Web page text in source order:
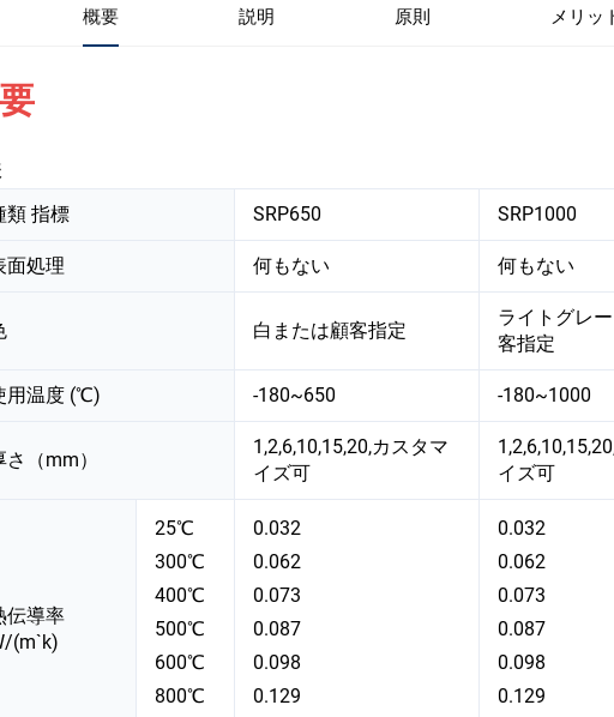
概要 説明 原則 メリッ
類 指標
SRP650 SRP1000
面処理 何もない 何もない
白または顧客指定
ライトグレ
客指定
用温度 (℃) -180~650 -180~1000
さ（mm）
1,2,6,10,15,20,カスタマ
イズ可
イズ可
伝導率
(m`k)
25℃
300℃
400℃
500℃
600℃
800℃
0.032
0.062
0.073
0.087
0.098
0.129
0.032
0.062
0.073
0.087
0.098
0.129